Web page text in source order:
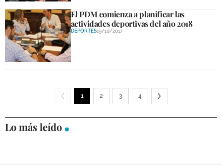
El PDM comienza a planificar las
actividades deportivas del año 2018
DEPORTES19/10/2017
1 2 3 4
Lo más leído